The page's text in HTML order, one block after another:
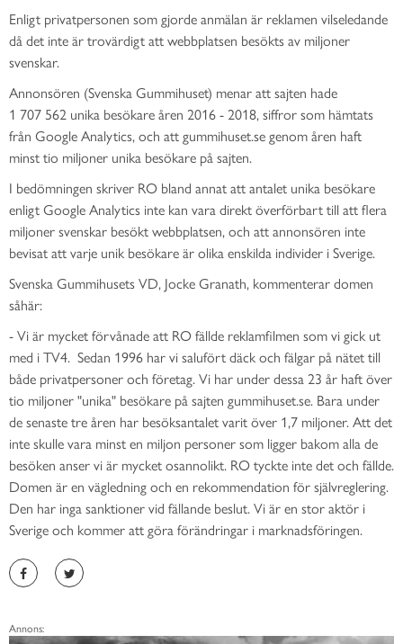
Enligt privatpersonen som gjorde anmälan är reklamen vilseledande
då det inte är trovärdigt att webbplatsen besökts av miljoner
svenskar.
Annonsören (Svenska Gummihuset) menar att sajten hade
1 707 562 unika besökare åren 2016 - 2018, siffror som hämtats
från Google Analytics, och att gummihuset.se genom åren haft
minst tio miljoner unika besökare på sajten.
I bedömningen skriver RO bland annat att antalet unika besökare
enligt Google Analytics inte kan vara direkt överförbart till att flera
miljoner svenskar besökt webbplatsen, och att annonsören inte
bevisat att varje unik besökare är olika enskilda individer i Sverige.
Svenska Gummihusets VD, Jocke Granath, kommenterar domen
såhär:
- Vi är mycket förvånade att RO fällde reklamfilmen som vi gick ut
med i TV4. Sedan 1996 har vi salufört däck och fälgar på nätet till
både privatpersoner och företag. Vi har under dessa 23 år haft över
tio miljoner "unika" besökare på sajten gummihuset.se. Bara under
de senaste tre åren har besöksantalet varit över 1,7 miljoner. Att det
inte skulle vara minst en miljon personer som ligger bakom alla de
besöken anser vi är mycket osannolikt. RO tyckte inte det och fällde.
Domen är en vägledning och en rekommendation för självreglering.
Den har inga sanktioner vid fällande beslut. Vi är en stor aktör i
Sverige och kommer att göra förändringar i marknadsföringen.
Annons: